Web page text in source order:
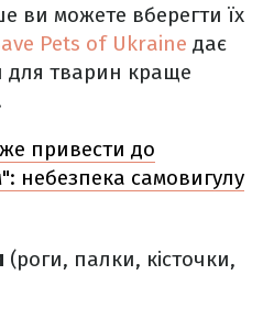
ви можете вберегти їх
Pets of Ukraine дає
для тварин краще
привести до
небезпека самовигулу
(роги, палки, кісточки,